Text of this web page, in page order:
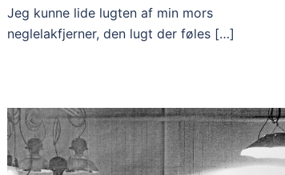
Jeg kunne lide lugten af min mors
neglelakfjerner, den lugt der føles […]